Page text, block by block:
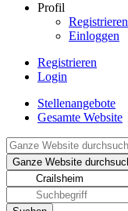
Profil
Registrieren
Einloggen
Registrieren
Login
Stellenangebote
Gesamte Website